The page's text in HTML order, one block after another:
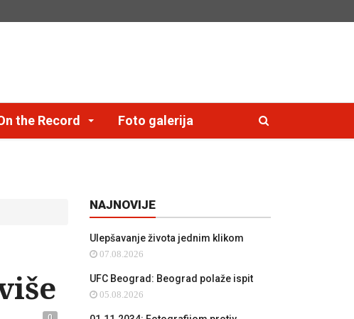
the Record Foto galerija
NAJNOVIJE
Ulepšavanje života jednim klikom
07.08.2026
UFC Beograd: Beograd polaže ispit
05.08.2026